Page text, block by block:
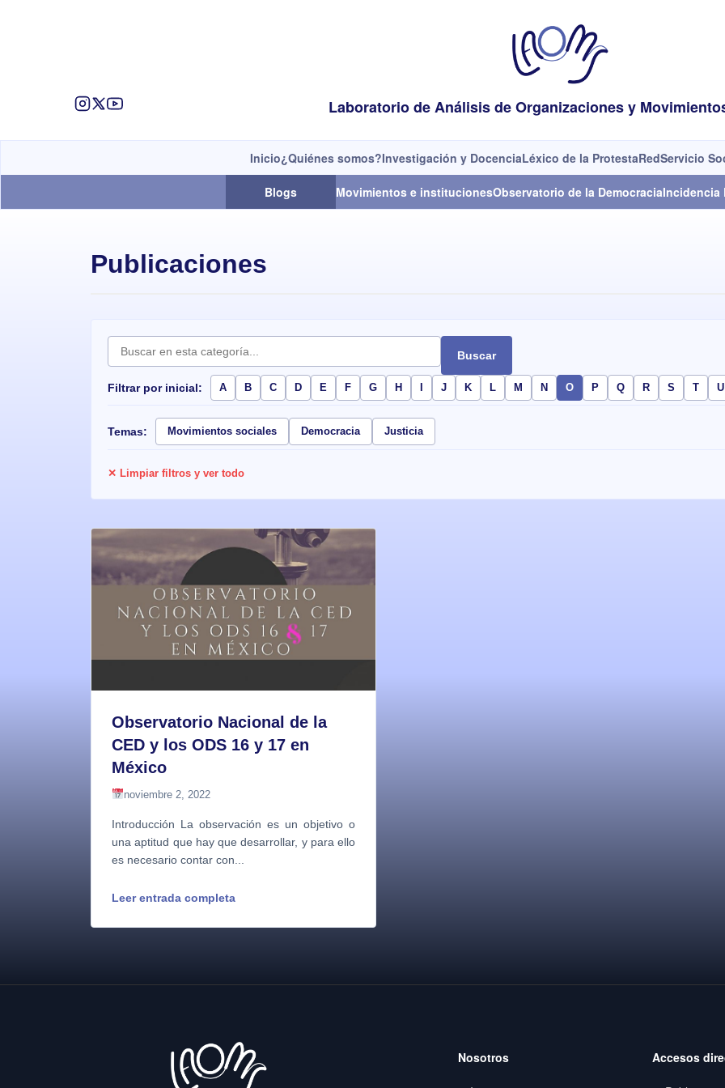
Laboratorio de Análisis de Organizaciones y
Inicio¿Quiénes somos?Investigación y DocenciaLéxico de la ProtestaRedServicio
Blogs Movimientos e institucionesObservatorio de la DemocraciaIncidencia
Publicaciones
Buscar
Filtrar por inicial: A B C D E F G H I J K L M N O P Q R S T U
Temas: Movimientos sociales Democracia Justicia
✕ Limpiar filtros y ver todo
Observatorio Nacional de la
CED y los ODS 16 y 17 en
México
noviembre 2, 2022
Introducción La observación es un objetivo o
una aptitud que hay que desarrollar, y para ello
es necesario contar con...
Leer entrada completa
Nosotros Accesos